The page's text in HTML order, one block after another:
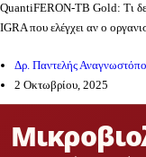
QuantiFERON-TB Gold: Τι
IGRA που ελέγχει αν ο
Δρ. Παντελής
2 Οκτωβρίου, 2025